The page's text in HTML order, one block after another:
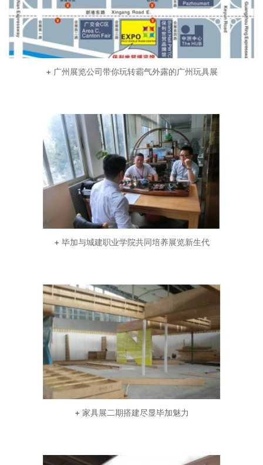
+ 广州展览公司带你玩转霸气外露的广州玩具展
+ 毕加与城建职业学院共同培养展览新生代
+ 家具展二期搭建尽显毕加魅力